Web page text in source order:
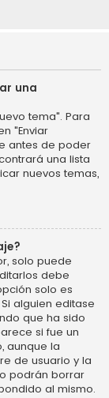
una
tema". Para
"Enviar
antes de poder
una lista
nuevos temas,
solo puede
debe
solo es
alguien editase
que ha sido
si fue un
aunque la
de usuario y la
podrán borrar
al mismo.